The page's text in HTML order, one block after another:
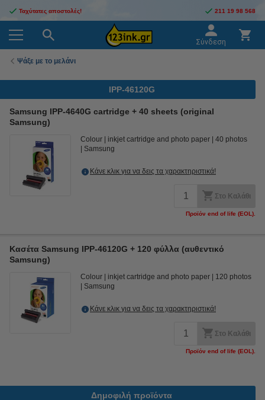
Ταχύτατες αποστολές! 211 19 98 568
Σύνδεση
Ψάξε με το μελάνι
IPP-46120G
Samsung IPP-4640G cartridge + 40 sheets (original
Samsung)
Colour inkjet cartridge and photo paper
40 photos
Samsung
Κάνε κλικ για να δεις τα χαρακτηριστικά!
Στο Καλάθι
Προϊόν end of life (EOL).
Κασέτα Samsung IPP-46120G + 120 φύλλα (αυθεντικό
Samsung)
Colour inkjet cartridge and photo paper
120 photos
Samsung
Κάνε κλικ για να δεις τα χαρακτηριστικά!
Στο Καλάθι
Προϊόν end of life (EOL).
Δημοφιλή προϊόντα